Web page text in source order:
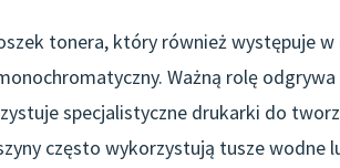
tonera, który również występuje w
Ważną rolę
specjalistyczne drukarki do
często wykorzystują tusze wodne